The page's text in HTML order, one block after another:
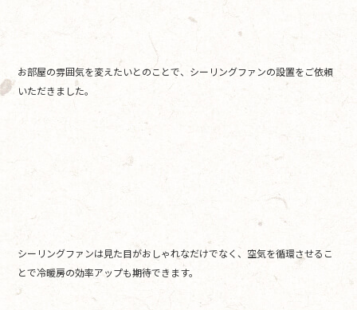
お部屋の雰囲気を変えたいとのことで、シーリングファンの設置をご依頼
いただきました。
シーリングファンは見た目がおしゃれなだけでなく、空気を循環させるこ
とで冷暖房の効率アップも期待できます。